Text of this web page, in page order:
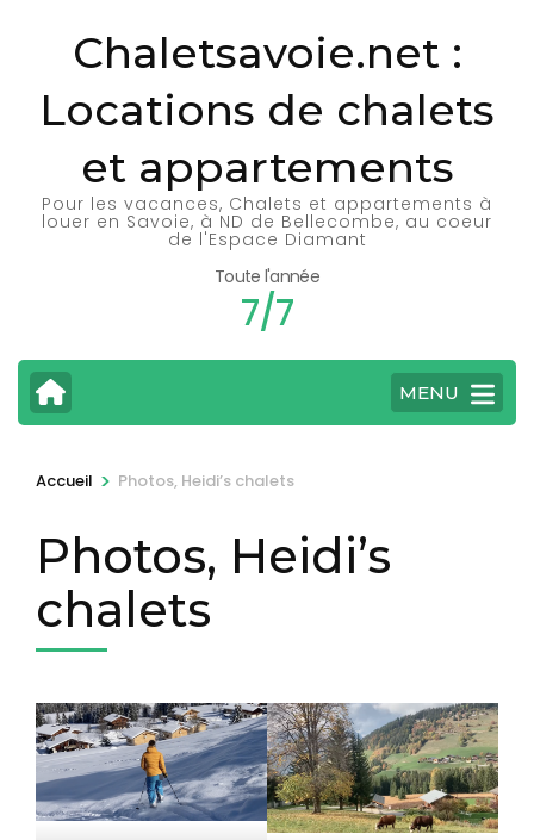
(Pressez
Chaletsavoie.net :
Locations de chalets
et appartements
Pour les vacances, Chalets et appartements à
louer en Savoie, à ND de Bellecombe, au coeur
de l'Espace Diamant
Toute l'année
7/7
MENU
Accueil > Photos, Heidi’s chalets
Photos, Heidi’s
chalets